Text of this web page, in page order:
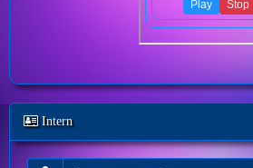
Intern